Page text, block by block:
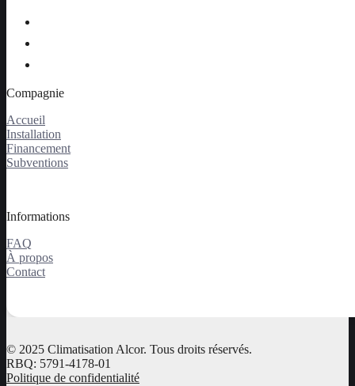
Compagnie
Accueil
Installation
Financement
Subventions
Informations
FAQ
À propos
Contact
© 2025 Climatisation Alcor. Tous droits réservés.
RBQ: 5791-4178-01
Politique de confidentialité